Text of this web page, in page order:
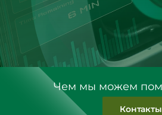
Чем мы можем
Контакты